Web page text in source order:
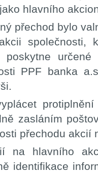
hlavního
přechod bylo
společnosti,
poskytne
PPF banka
zasláním
přechodu akcií
na hlavního
identifikace